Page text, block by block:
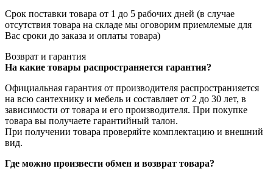
Срок поставки товара от 1 до 5 рабочих дней (в случае
отсутствия товара на складе мы оговорим приемлемые для
Вас сроки до заказа и оплаты товара)
Возврат и гарантия
На какие товары распространяется гарантия?
Официальная гарантия от производителя распространияется
на всю сантехнику и мебель и составляет от 2 до 30 лет, в
зависимости от товара и его производителя. При покупке
товара вы получаете гарантийный талон.
При получении товара проверяйте комплектацию и внешний
вид.
Где можно произвести обмен и возврат товара?